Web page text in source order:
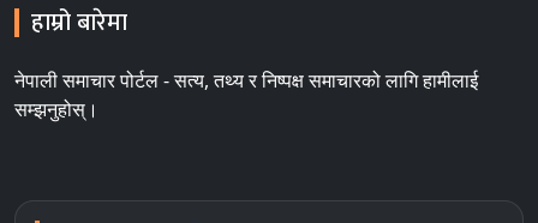
हाम्रो बारेमा
नेपाली समाचार पोर्टल - सत्य, तथ्य र निष्पक्ष समाचारको लागि हामीलाई
सम्झनुहोस्।